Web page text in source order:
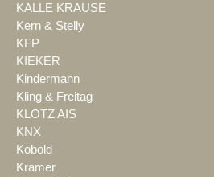
KALLE KRAUSE
Kern & Stelly
KFP
KIEKER
Kindermann
Kling & Freitag
KLOTZ AIS
KNX
Kobold
Kramer